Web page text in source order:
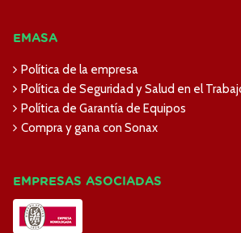
EMASA
Política de la empresa
Política de Seguridad y Salud en el
Política de Garantía de Equipos
Compra y gana con Sonax
EMPRESAS ASOCIADAS